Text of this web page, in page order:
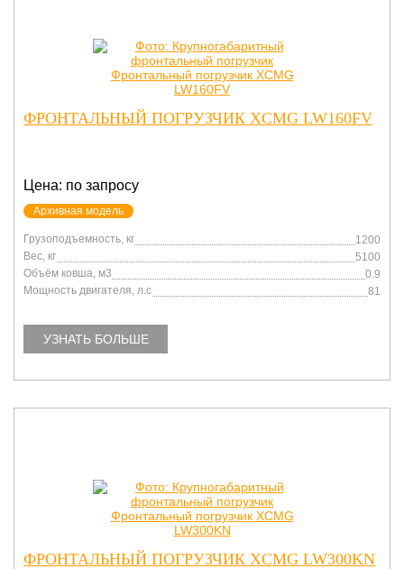
ФРОНТАЛЬНЫЙ ПОГРУЗЧИК XCMG LW160FV
Цена: по запросу
Архивная модель
Грузоподъемность, кг
1200
Вес, кг
5100
Объём ковша, м3
0.9
Мощность двигателя, л.с
81
УЗНАТЬ БОЛЬШЕ
ФРОНТАЛЬНЫЙ ПОГРУЗЧИК XCMG LW300KN